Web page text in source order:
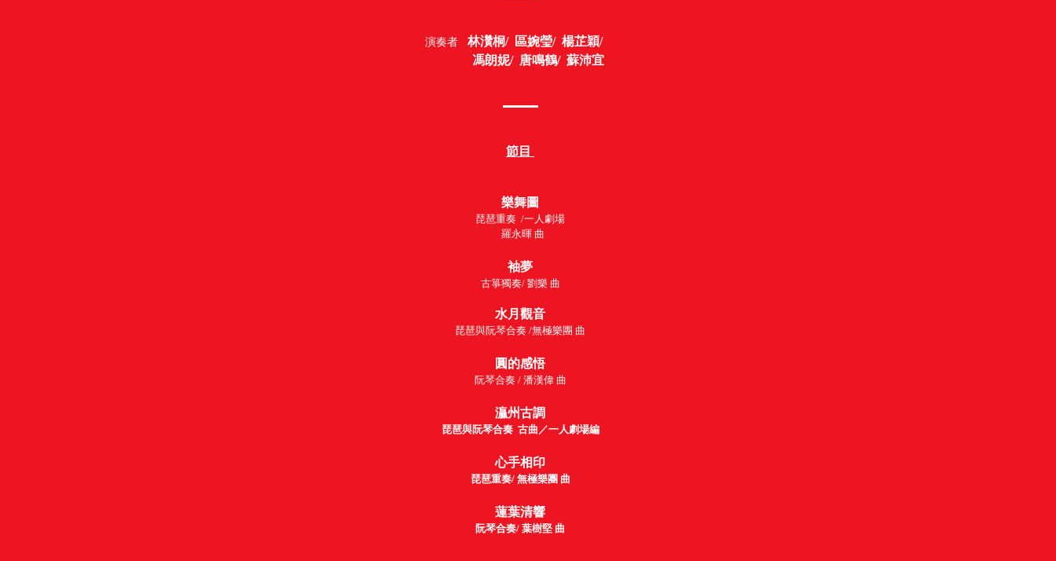
演奏者
林灒桐/ 區婉瑩/ 楊芷穎/
馮朗妮/ 唐鳴鶴/ 蘇沛宜
節目 ​
樂舞圖
琵琶重奏 /一人劇場
羅永暉 曲
袖夢
古箏獨奏/ 劉樂 曲
水月觀音
琵琶與阮琴合奏 /無極樂團 曲
圓的感悟
阮琴合奏 / 潘漢偉 曲
灜州古調
琵琶與阮琴合奏 古曲／一人劇場編
心手相印
琵琶重奏/ 無極樂團 曲
蓮葉清響
阮琴合奏/ 葉樹堅 曲